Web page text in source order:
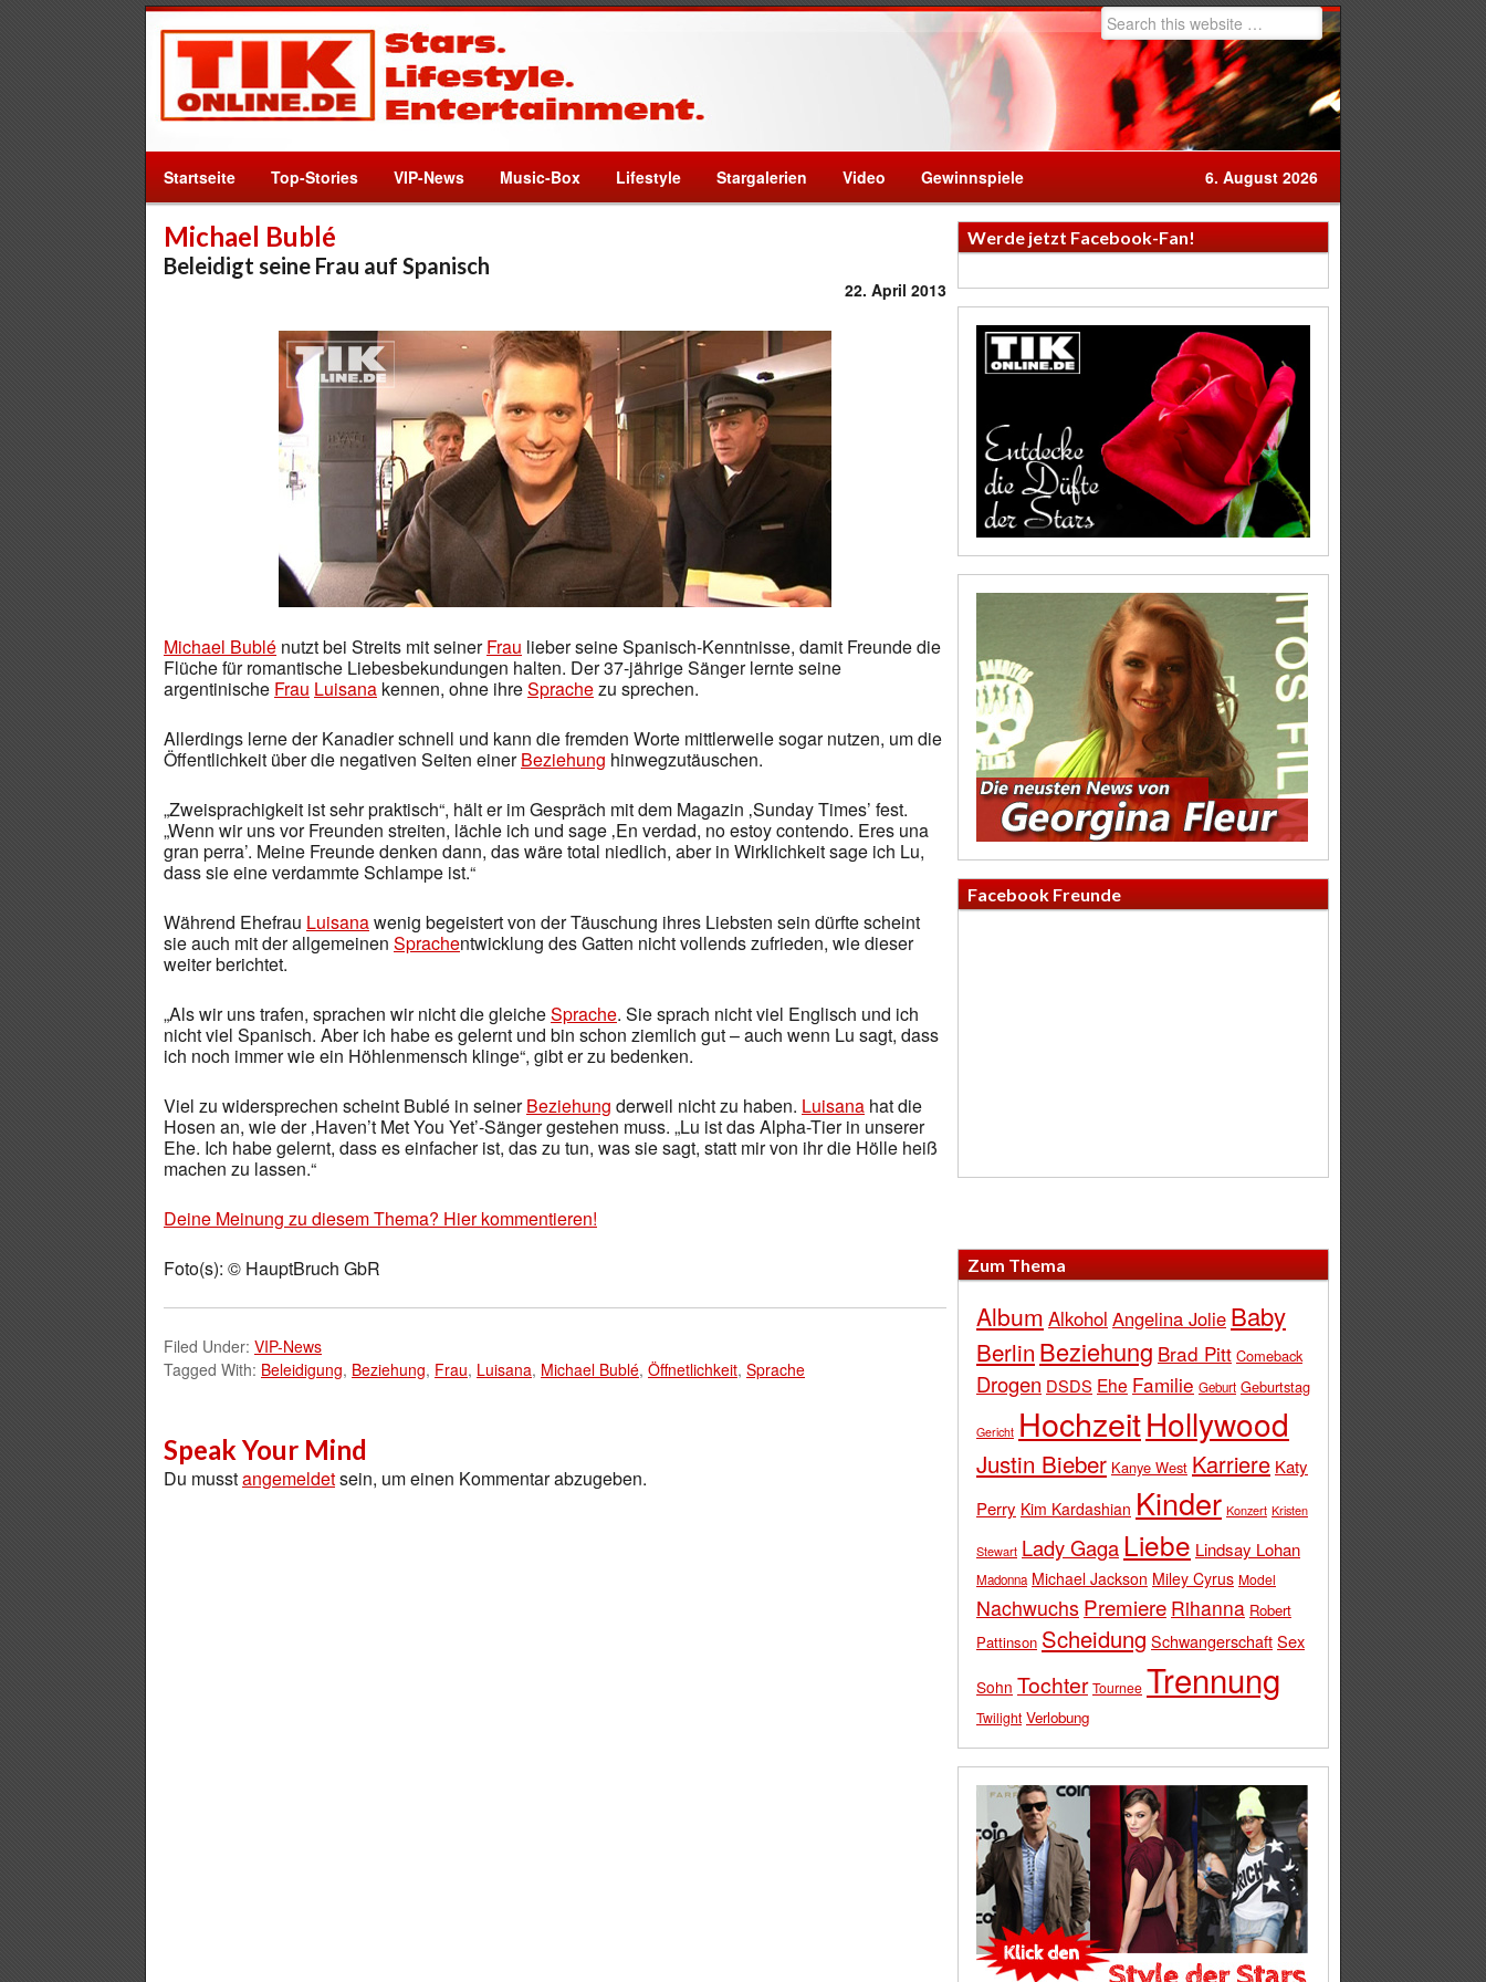
Startseite Top-Stories VIP-News Music-Box Lifestyle Stargalerien Video Gewinnspiele 6. August 2026
Michael Bublé
Beleidigt seine Frau auf Spanisch
22. April 2013
Michael Bublé nutzt bei Streits mit seinerFrau lieber seine Spanisch-Kenntnisse, damit Freunde die
Flüche für romantische Liebesbekundungen halten. Der 37-jährige Sänger lernte seine
argentinische Frau Luisana kennen, ohne ihreSprachezu sprechen.
Allerdings lerne der Kanadier schnell und kann die fremden Worte mittlerweile sogar nutzen, um die
Öffentlichkeit über die negativen Seiten einerBeziehung hinwegzutäuschen.
„Zweisprachigkeit ist sehr praktisch“, hält er im Gespräch mit dem Magazin ‚Sunday Times’ fest.
„Wenn wir uns vor Freunden streiten, lächle ich und sage ‚En verdad, no estoy contendo. Eres una
gran perra’. Meine Freunde denken dann, das wäre total niedlich, aber in Wirklichkeit sage ich Lu,
dass sie eine verdammte Schlampe ist.“
Während Ehefrau Luisanawenig begeistert von der Täuschung ihres Liebsten sein dürfte scheint
sie auch mit der allgemeinen Sprachentwicklung des Gatten nicht vollends zufrieden, wie dieser
weiter berichtet.
„Als wir uns trafen, sprachen wir nicht die gleicheSprache. Sie sprach nicht viel Englisch und ich
nicht viel Spanisch. Aber ich habe es gelernt und bin schon ziemlich gut – auch wenn Lu sagt, dass
ich noch immer wie ein Höhlenmensch klinge“, gibt er zu bedenken.
Viel zu widersprechen scheint Bublé in seinerBeziehung derweil nicht zu haben. Luisana hat die
Hosen an, wie der ‚Haven’t Met You Yet’-Sänger gestehen muss. „Lu ist das Alpha-Tier in unserer
Ehe. Ich habe gelernt, dass es einfacher ist, das zu tun, was sie sagt, statt mir von ihr die Hölle heiß
machen zu lassen.“
Deine Meinung zu diesem Thema? Hier kommentieren!
Foto(s): © HauptBruch GbR
Filed Under: VIP-News
Tagged With: Beleidigung, Beziehung, Frau, Luisana, Michael Bublé, Öffnetlichkeit, Sprache
Speak Your Mind
Du musstangemeldetsein, um einen Kommentar abzugeben.
Werde jetzt Facebook-Fan!
Facebook Freunde
Zum Thema
Album Alkohol Angelina Jolie Baby
Berlin Beziehung Brad Pitt Comeback
Drogen DSDS Ehe Familie Geburt Geburtstag
Gericht HochzeitHollywood
Justin Bieber Kanye West Karriere Katy
Perry Kim Kardashian Kinder Konzert Kristen
Stewart Lady Gaga Liebe Lindsay Lohan
Madonna Michael Jackson Miley Cyrus Model
Nachwuchs Premiere Rihanna Robert
Pattinson Scheidung SchwangerschaftSex
Sohn Tochter Tournee Trennung
Twilight Verlobung